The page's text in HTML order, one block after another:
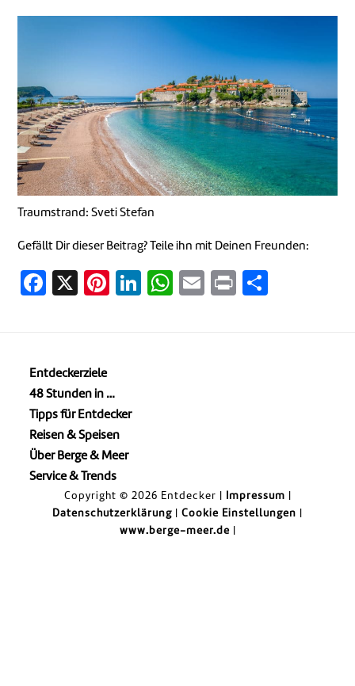
Traumstrand: Sveti Stefan
Gefällt Dir dieser Beitrag? Teile ihn mit Deinen Freunden:
Facebook
X Pinterest
LinkedIn
WhatsApp
EmailPrint
Entdeckerziele
48 Stunden in …
Tipps für Entdecker
Reisen & Speisen
Über Berge & Meer
Service & Trends
Copyright © 2026 Entdecker | Impressum
Datenschutzerklärung
Cookie Einstellungen
www.berge-meer.de|